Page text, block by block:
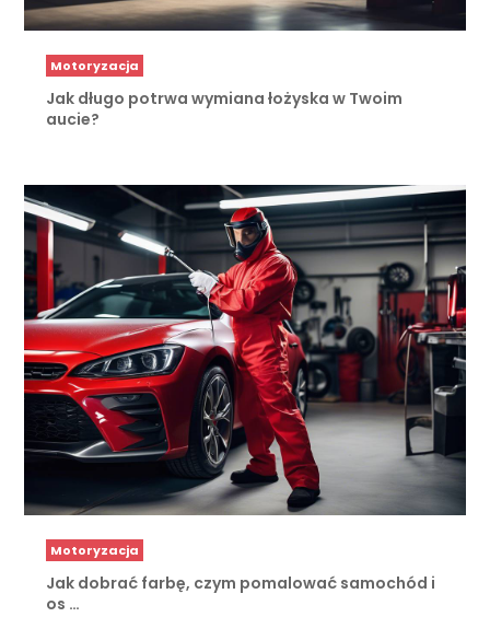
Motoryzacja
Jak długo potrwa wymiana łożyska w Twoim
aucie?
Motoryzacja
Jak dobrać farbę, czym pomalować samochód i
os …